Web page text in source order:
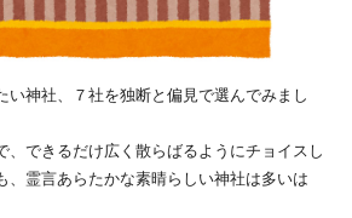
い神社、７社を独断と偏見で選んでみまし
、できるだけ広く散らばるようにチョイスし
、霊言あらたかな素晴らしい神社は多いは